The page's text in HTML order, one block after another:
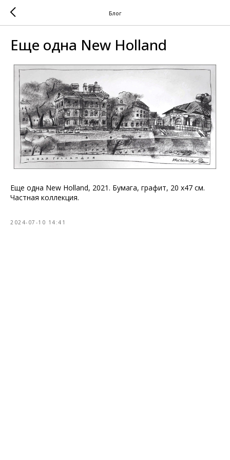
Блог
Еще одна New Holland
Еще одна New Holland, 2021. Бумага, графит, 20 х47 см.
Частная коллекция.
2024-07-10 14:41